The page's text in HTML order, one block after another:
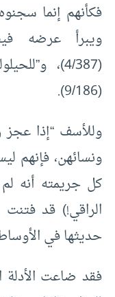
فكأنهم إنما
ويبرأ عرضه
(4/387)،
(9/186).
وللأسف “إذا عجز
ونسائهن، فإنهم
كل جريمته أنه
الراقي!) قد
حديثها في الأوساط
فقد ضاعت الأدلة